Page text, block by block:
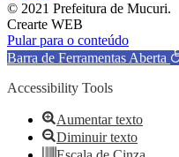
© 2021 Prefeitura de Mucuri.
Crearte WEB
Pular para o conteúdo
Barra de Ferramentas Aberta
Accessibility Tools
Aumentar texto
Diminuir texto